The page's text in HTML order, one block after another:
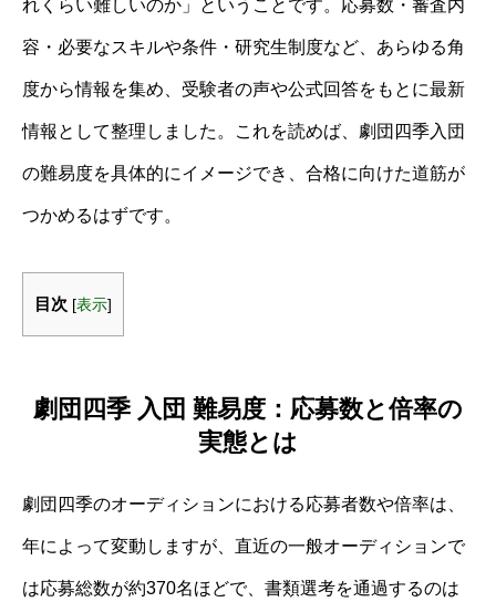
れくらい難しいのか」ということです。応募数・審査内
容・必要なスキルや条件・研究生制度など、あらゆる角
度から情報を集め、受験者の声や公式回答をもとに最新
情報として整理しました。これを読めば、劇団四季入団
の難易度を具体的にイメージでき、合格に向けた道筋が
つかめるはずです。
目次 [表示]
劇団四季 入団 難易度：応募数と倍率の
実態とは
劇団四季のオーディションにおける応募者数や倍率は、
年によって変動しますが、直近の一般オーディションで
は応募総数が約370名ほどで、書類選考を通過するのは